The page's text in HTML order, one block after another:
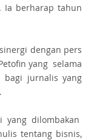
Ia berharap tahun
dengan pers
yang selama
bagi jurnalis yang
dilombakan
tentang bisnis,